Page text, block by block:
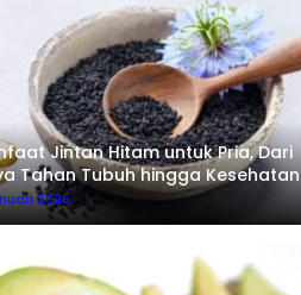
Jintan Hitam untuk Pria, Dari
Tahan Tubuh hingga Kesehatan
2026